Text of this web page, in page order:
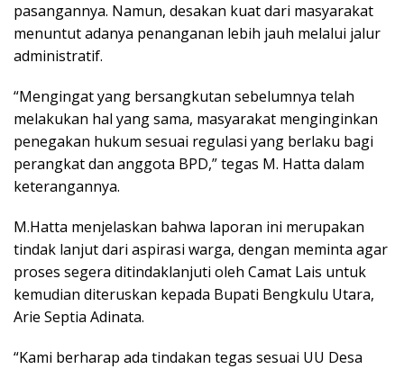
pasangannya. Namun, desakan kuat dari masyarakat
menuntut adanya penanganan lebih jauh melalui jalur
administratif.
“Mengingat yang bersangkutan sebelumnya telah
melakukan hal yang sama, masyarakat menginginkan
penegakan hukum sesuai regulasi yang berlaku bagi
perangkat dan anggota BPD,” tegas M. Hatta dalam
keterangannya.
M.Hatta menjelaskan bahwa laporan ini merupakan
tindak lanjut dari aspirasi warga, dengan meminta agar
proses segera ditindaklanjuti oleh Camat Lais untuk
kemudian diteruskan kepada Bupati Bengkulu Utara,
Arie Septia Adinata.
“Kami berharap ada tindakan tegas sesuai UU Desa